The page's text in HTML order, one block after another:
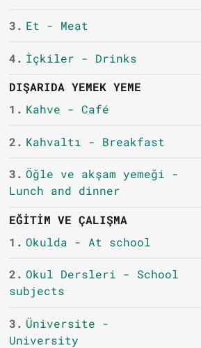
3. Et - Meat
4. İçkiler - Drinks
DIŞARIDA YEMEK YEME
1. Kahve - Café
2. Kahvaltı - Breakfast
3. Öğle ve akşam yemeği -
Lunch and dinner
EĞITIM VE ÇALIŞMA
1. Okulda - At school
2. Okul Dersleri - School
subjects
3. Üniversite -
University